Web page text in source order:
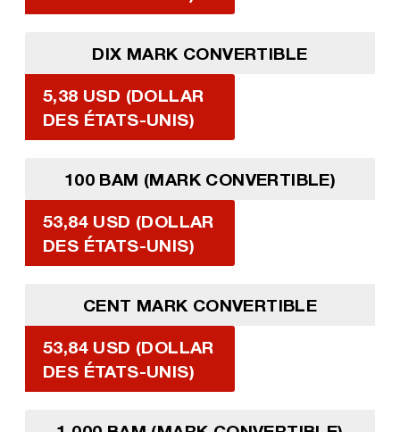
DIX MARK CONVERTIBLE
5,38 USD (DOLLAR
DES ÉTATS-UNIS)
100 BAM (MARK CONVERTIBLE)
53,84 USD (DOLLAR
DES ÉTATS-UNIS)
CENT MARK CONVERTIBLE
53,84 USD (DOLLAR
DES ÉTATS-UNIS)